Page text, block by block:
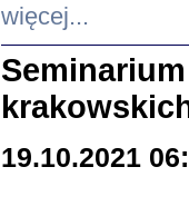
więcej...
19.10.2021